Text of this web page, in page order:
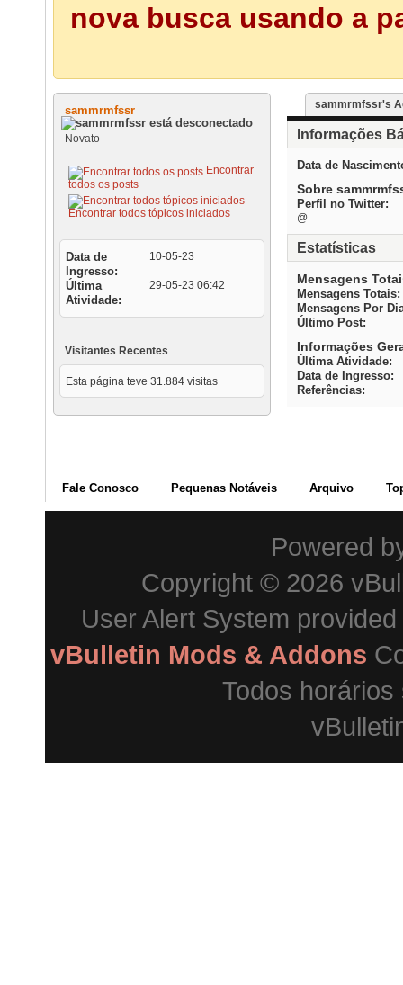
nova busca usando a
sammrmfssr
Novato
Encontrar
todos os posts
Encontrar todos tópicos iniciados
Data de
Ingresso
10-05-23
Última
Atividade
29-05-23 06:42
Visitantes Recentes
Esta página teve 31.884 visitas
sammrmfssr's
Informações
Data de
Sobre
Perfil no Twitter:
@
Estatísticas
Mensagens
Mensagens Totais
Mensagens Por
Último Post
Informações
Última Atividade
Data de Ingresso
Referências
Fale Conosco Pequenas Notáveis Arquivo
Powered
Copyright © 2026
User Alert System
vBulletin Mods & Addons
Todos